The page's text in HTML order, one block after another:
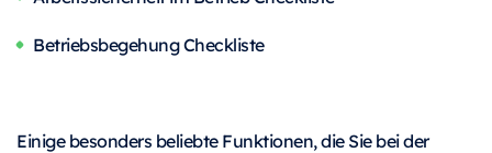
Betriebsbegehung Checkliste
Einige besonders beliebte Funktionen, die Sie bei der